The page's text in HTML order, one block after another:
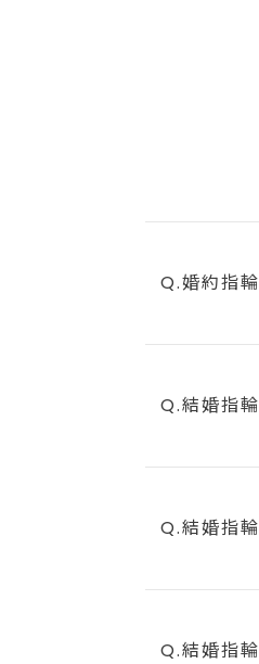
Q.婚約指
Q.結婚指
Q.結婚指
Q.結婚指